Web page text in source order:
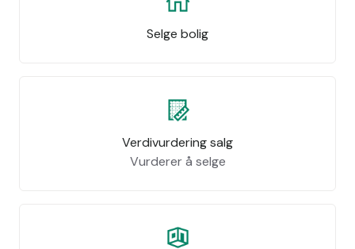
Selge bolig
Verdivurdering salg
Vurderer å selge